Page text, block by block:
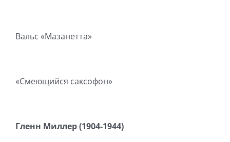
Вальс «Мазанетта»
«Смеющийся саксофон»
Гленн Миллер (1904-1944)